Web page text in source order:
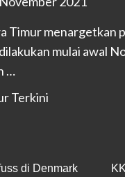
Timur menargetkan
mulai awal
…
Terkini
di Denmark